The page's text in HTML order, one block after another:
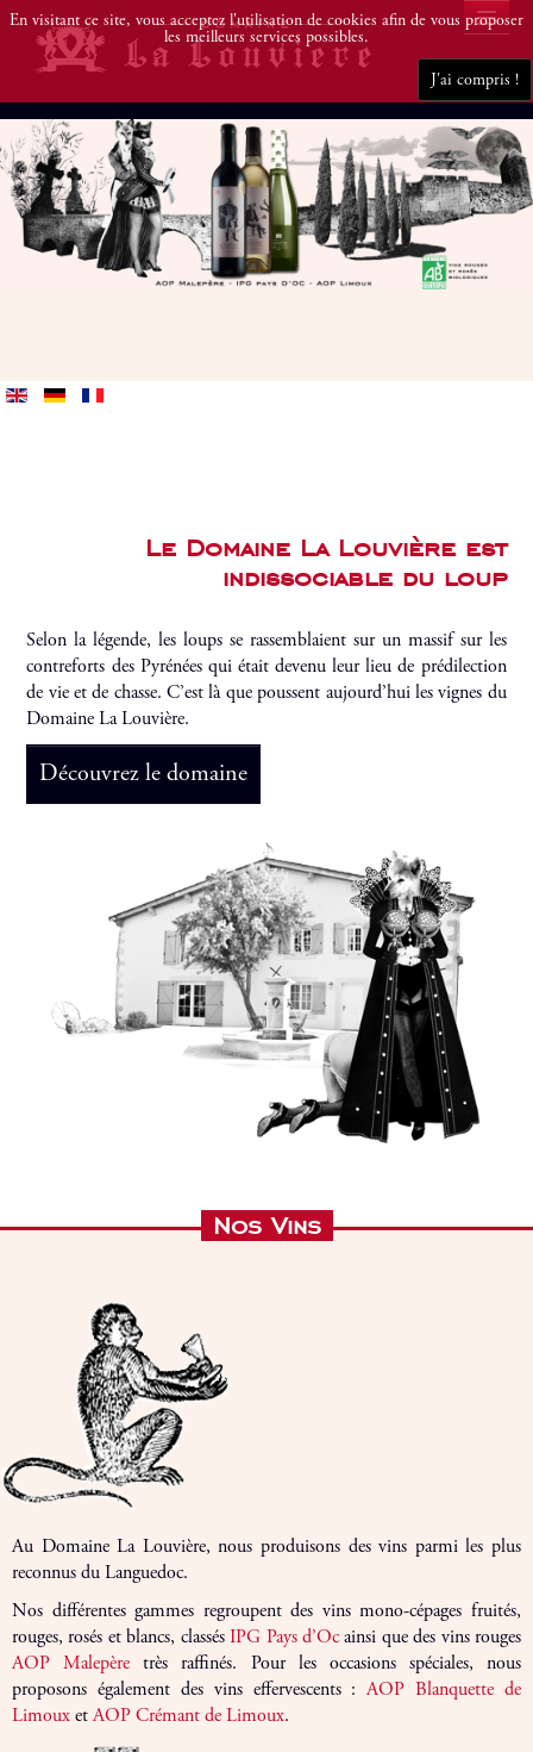
DOMAINE
VINS
DÉGUSTEZ
BLOG
ACHETEZ
Le Domaine La Louvière est
indissociable du loup
Selon la légende, les loups se rassemblaient sur un massif sur les
contreforts des Pyrénées qui était devenu leur lieu de prédilection
de vie et de chasse. C’est là que poussent aujourd’hui les vignes du
Domaine La Louvière.
Découvrez le domaine
Nos Vins
Au Domaine La Louvière, nous produisons des vins parmi les plus
reconnus du Languedoc.
Nos différentes gammes regroupent des vins mono-cépages fruités,
rouges, rosés et blancs, classésIPG Pays d’Ocainsi que des vins rouges
AOP Malepère très raffinés. Pour les occasions spéciales, nous
proposons également des vins effervescents :AOP Blanquette de
LimouxetAOP Crémant de Limoux.
En visitant ce site, vous acceptez l'utilisation de cookies afin de vous proposer
les meilleurs services possibles.
J'ai compris !